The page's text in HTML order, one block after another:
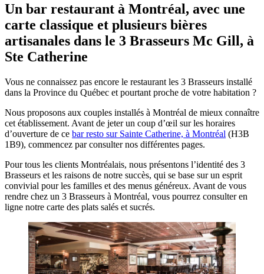
Un bar restaurant à Montréal, avec une
carte classique et plusieurs bières
artisanales dans le 3 Brasseurs Mc Gill, à
Ste Catherine
Vous ne connaissez pas encore le restaurant les 3 Brasseurs installé
dans la Province du Québec et pourtant proche de votre habitation ?
Nous proposons aux couples installés à Montréal de mieux connaître
cet établissement. Avant de jeter un coup d’œil sur les horaires
d’ouverture de ce bar resto sur Sainte Catherine, à Montréal (H3B
1B9), commencez par consulter nos différentes pages.
Pour tous les clients Montréalais, nous présentons l’identité des 3
Brasseurs et les raisons de notre succès, qui se base sur un esprit
convivial pour les familles et des menus généreux. Avant de vous
rendre chez un 3 Brasseurs à Montréal, vous pourrez consulter en
ligne notre carte des plats salés et sucrés.